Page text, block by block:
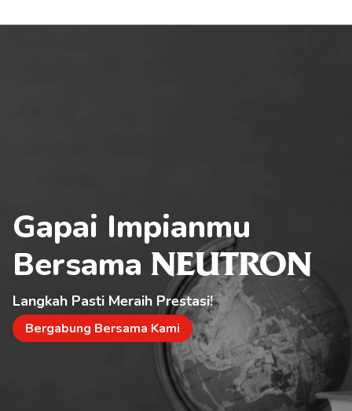
Gapai Impianmu
Bersama NEUTRON
Langkah Pasti Meraih Prestasi!
Bergabung Bersama Kami